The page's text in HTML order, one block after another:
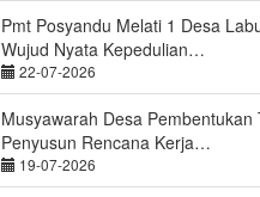
Pmt Posyandu Melati 1 Desa
Wujud Nyata Kepedulian…
22-07-2026
Musyawarah Desa Pembentukan
Penyusun Rencana Kerja…
19-07-2026